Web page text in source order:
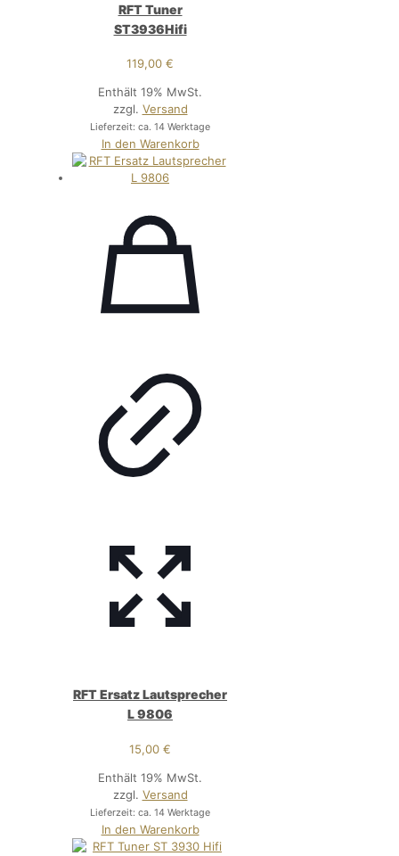
RFT Tuner
ST3936Hifi
119,00€
Enthält 19% MwSt.
zzgl. Versand
Lieferzeit: ca. 14 Werktage
In den Warenkorb
RFT Ersatz Lautsprecher
L 9806
15,00€
Enthält 19% MwSt.
zzgl. Versand
Lieferzeit: ca. 14 Werktage
In den Warenkorb